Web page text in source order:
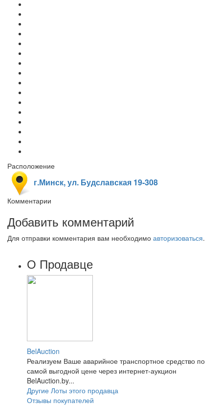
Расположение
г.Минск, ул. Будславская 19-308
Комментарии
Добавить комментарий
Для отправки комментария вам необходимо авторизоваться.
О Продавце
BelAuction
Реализуем Ваше аварийное транспортное средство по
самой выгодной цене через интернет-аукцион
BelAuction.by...
Другие Лоты этого продавца
Отзывы покупателей